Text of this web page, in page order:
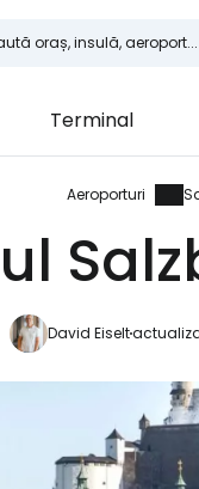
Terminal
Aeroporturi
David Eiselt